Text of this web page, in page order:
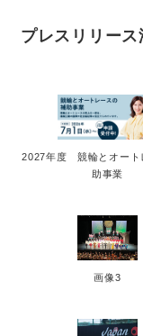
プレスリリース
2027年度 競輪とオート
助事業
画像3